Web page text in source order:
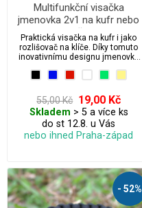
Multifunkční visačka
jmenovka 2v1 na kufr nebo
klíče
Praktická visačka na kufr i jako
rozlišovač na klíče. Díky tomuto
inovativnímu designu jmenovky
55,00 Kč 19,00 Kč
Skladem > 5 a více ks
do st 12.8. u Vás
nebo ihned Praha-západ
- 52%